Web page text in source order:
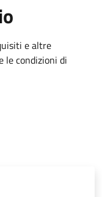
e altre
le condizioni di